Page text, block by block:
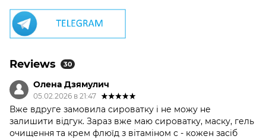
Reviews 30
Олена Дзямулич
05.02.2026 в 21:47
Вже вдруге замовила сироватку і не можу не
залишити відгук. Зараз вже маю сироватку, маску, гель
очищення та крем флюїд з вітаміном с - кожен засіб